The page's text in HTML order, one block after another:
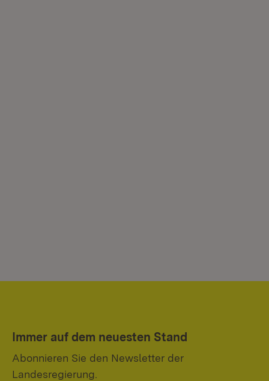
Immer auf dem neuesten Stand
Abonnieren Sie den Newsletter der
Landesregierung.